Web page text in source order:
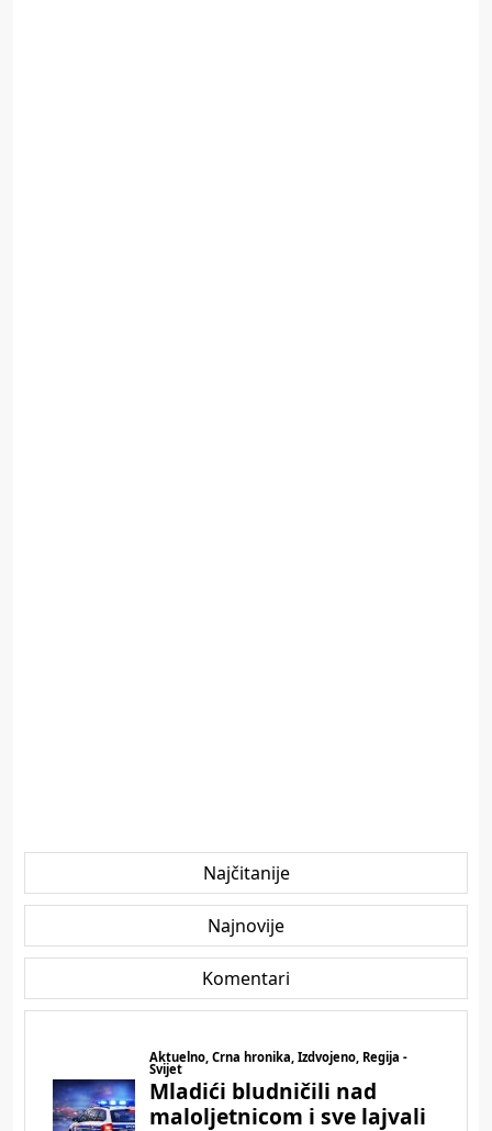
Najčitanije
Najnovije
Komentari